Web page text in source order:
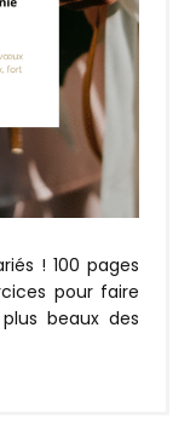
! 100 pages
pour faire
beaux des